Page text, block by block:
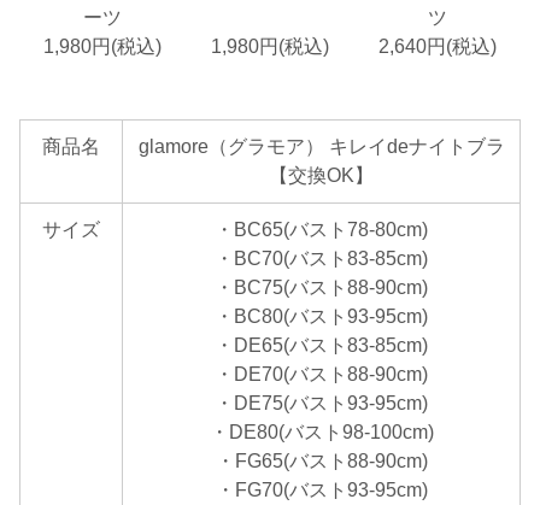
ーツ
ツ
1,980円(税込)
1,980円(税込) 2,640円(税込)
商品名
glamore（グラモア） キレイdeナイトブラ
【交換OK】
サイズ
・BC65(バスト78-80cm)
・BC70(バスト83-85cm)
・BC75(バスト88-90cm)
・BC80(バスト93-95cm)
・DE65(バスト83-85cm)
・DE70(バスト88-90cm)
・DE75(バスト93-95cm)
・DE80(バスト98-100cm)
・FG65(バスト88-90cm)
・FG70(バスト93-95cm)